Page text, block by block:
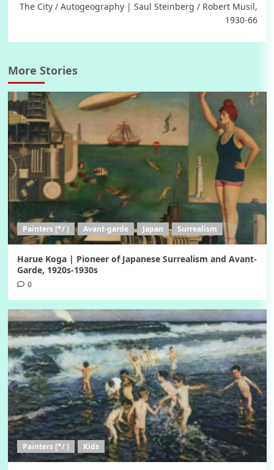
The City / Autogeography | Saul Steinberg / Robert Musil,
1930-66
More Stories
Painters [*/ ) Avant-garde Japan Surrealism
Harue Koga | Pioneer of Japanese Surrealism and Avant-
Garde, 1920s-1930s
0
Painters [*/ ) Kids